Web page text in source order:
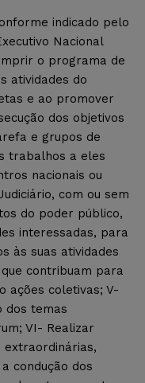
indicado pelo
Nacional
o programa de
atividades do
e ao promover
dos objetivos
e grupos de
trabalhos a eles
nacionais ou
com ou sem
do poder público,
interessadas, para
às suas atividades
contribuam para
ações coletivas; V-
dos temas
VI- Realizar
extraordinárias,
condução dos